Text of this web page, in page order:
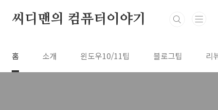
씨디맨의 컴퓨터이야기
홈 소개 윈도우10/11팁 블로그팁 리